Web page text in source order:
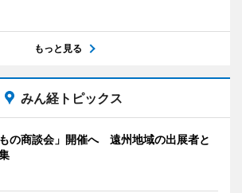
もっと見る
みん経トピックス
もの商談会」開催へ 遠州地域の出展者と